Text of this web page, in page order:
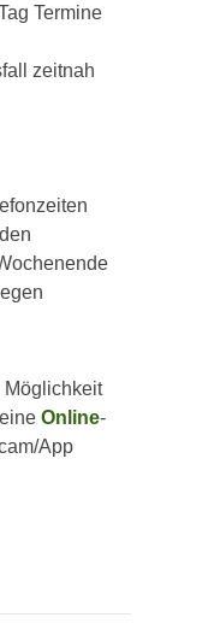
Termine
zeitnah
Möglichkeit
Online-
App